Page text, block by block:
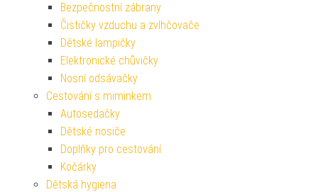
Bezpečnostní zábrany
Čističky vzduchu a zvlhčovače
Dětské lampičky
Elektronické chůvičky
Nosní odsávačky
Cestování s miminkem
Autosedačky
Dětské nosiče
Doplňky pro cestování
Kočárky
Dětská hygiena